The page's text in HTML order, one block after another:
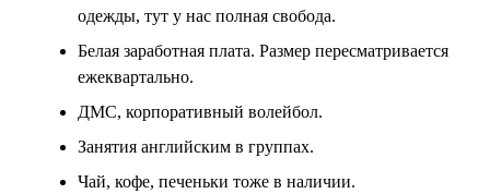
одежды, тут у нас полная свобода.
Белая заработная плата. Размер пересматривается
ежеквартально.
ДМС, корпоративный волейбол.
Занятия английским в группах.
Чай, кофе, печеньки тоже в наличии.